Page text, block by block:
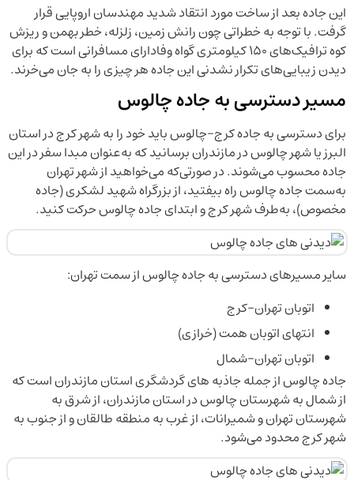
این جاده بعد از ساخت مورد انتقاد شدید مهندسان اروپایی قرار
گرفت. با توجه به خطراتی چون رانش زمین، زلزله، خطر بهمن و ریزش
کوه ترافیک‌های ۱۵۰ کیلومتری گواه وفادارای مسافرانی است که برای
دیدن زیبایی‌های تکرار نشدنی این جاده هر چیزی را به جان‌ می‌خرند.
مسیر دسترسی به جاده چالوس
برای دسترسی به جاده کرج-چالوس باید خود را به شهر کرج در استان‌
البرز یا شهر چالوس در مازندران برسانید که به‌عنوان مبدا سفر در این
جاده محسوب می‌شوند. در صورتی‌که می‌خواهید از شهر تهران
به‌سمت جاده چالوس راه بیفتید، از بزرگراه شهید لشکری (جاده
مخصوص)، به‌طرف شهر کرج و ابتدای جاده چالوس حرکت کنید.
سایر مسیرهای دسترسی به جاده چالوس از سمت تهران:
اتوبان تهران-کرج
انتهای اتوبان همت (خرازی)
اتوبان تهران-شمال
جاده چالوس از جمله جاذبه‌ های گردشگری استان مازندران است که
از شمال به شهرستان چالوس در استان مازندران، از شرق به
شهرستان تهران و شمیرانات، از غرب به منطقه طالقان و از جنوب به
شهر کرج محدود می‌شود.